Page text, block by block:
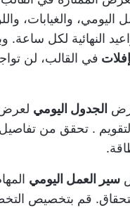
اليومي، والغيابات،
النهائية لكل ساعة.
في القالب، لن
الجدول اليومي
. تحقق من
سير العمل اليومي
قم بتخصيص